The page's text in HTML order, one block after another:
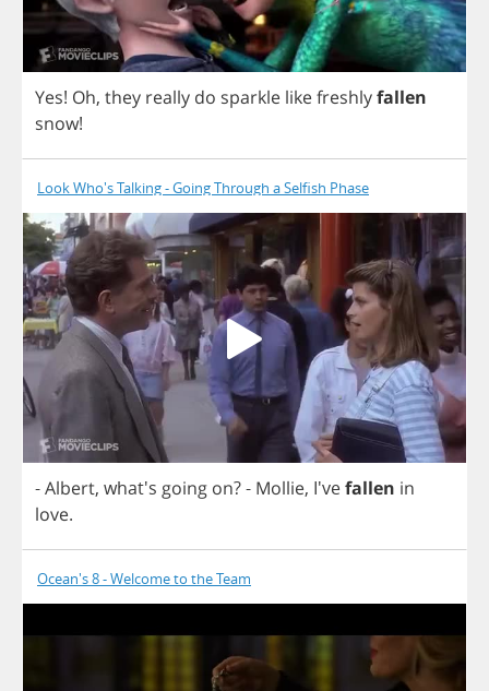
Yes! Oh, they really do sparkle likefreshlyfallen
snow!
Look Who's Talking - Going Through a Selfish Phase
-Albert, what's going on?- Mollie, I'vefallen in
love.
Ocean's 8 - Welcome to the Team